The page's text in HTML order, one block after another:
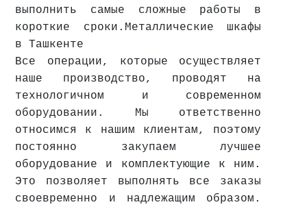
выполнить самые сложные работы в
короткие сроки.Металлические шкафы
в Ташкенте
Все операции, которые осуществляет
наше производство, проводят на
технологичном и современном
оборудовании. Мы ответственно
относимся к нашим клиентам, поэтому
постоянно закупаем лучшее
оборудование и комплектующие к ним.
Это позволяет выполнять все заказы
своевременно и надлежащим образом.